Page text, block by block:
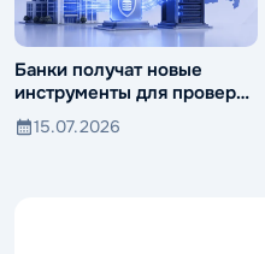
Банки получат новые
инструменты для проверки
компаний и клиентов
15.07.2026